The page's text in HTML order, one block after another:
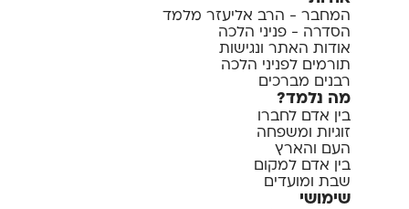
המחבר - הרב אליעזר מלמד
הסדרה - פניני הלכה
אודות האתר ונגישות
תורמים לפניני הלכה
רבנים מברכים
מה נלמד?
בין אדם לחברו
זוגיות ומשפחה
העם והארץ
בין אדם למקום
שבת ומועדים
שימושי